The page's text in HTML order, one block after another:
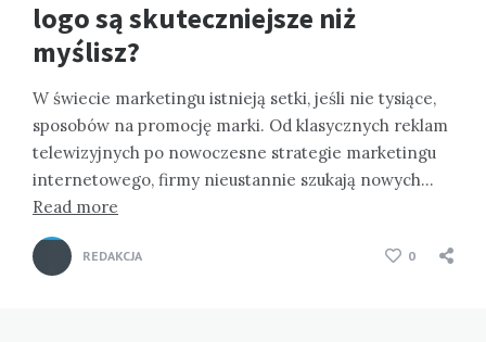
logo są skuteczniejsze niż
myślisz?
W świecie marketingu istnieją setki, jeśli nie tysiące,
sposobów na promocję marki. Od klasycznych reklam
telewizyjnych po nowoczesne strategie marketingu
internetowego, firmy nieustannie szukają nowych…
Read more
REDAKCJA 0